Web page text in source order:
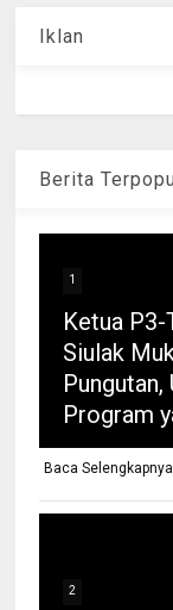
Iklan
Berita
1
Ketua P3-
Siulak
Program
Baca Selengkapnya
2